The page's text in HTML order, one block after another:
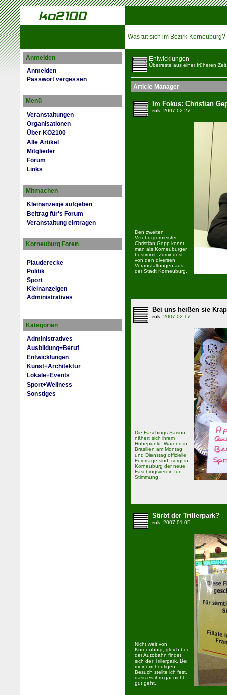
Was tut sich im Bezirk Korneuburg?
Anmelden
Anmelden
Passwort vergessen
Menü
Veranstaltungen
Organisationen
Über KO2100
Alle Artikel
Mitglieder
Forum
Links
Mitmachen
Kleinanzeige aufgeben
Beitrag für's Forum
Veranstaltung eintragen
Korneuburg Foren
Plauderecke
Politik
Sport
Kleinanzeigen
Administratives
Kategorien
Administratives
Ausbildung+Beruf
Entwicklungen
Kunst+Architektur
Lokale+Events
Sport+Wellness
Sonstiges
Entwicklungen
Überreste aus einer früheren Zeit
Article Manager
Im Fokus: Christian
rck, 2007-02-27
Den zweiten
Vizebürgermeister
Christian Gepp kennt
man als Korneuburger
bestimmt. Zumindest
von den diversen
Veranstaltungen aus
der Stadt Korneuburg.
Bei uns heißen sie
rck, 2007-02-17
Die Faschings-Saison
nähert sich ihrem
Höhepunkt. Wärend in
Brasilien am Montag
und Dienstag offizielle
Feiertage sind, sorgt in
Korneuburg der neue
Faschingsverein für
Stimmung.
Stirbt der Trillerpark?
rck, 2007-01-05
Nicht weit von
Korneuburg, gleich bei
der Autobahn findet
sich der Trillerpark. Bei
meinem heutigen
Besuch stellte ich fest,
dass es ihm gar nicht
gut geht.